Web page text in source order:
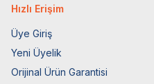
Hızlı Erişim
Üye Giriş
Yeni Üyelik
Orijinal Ürün Garantisi